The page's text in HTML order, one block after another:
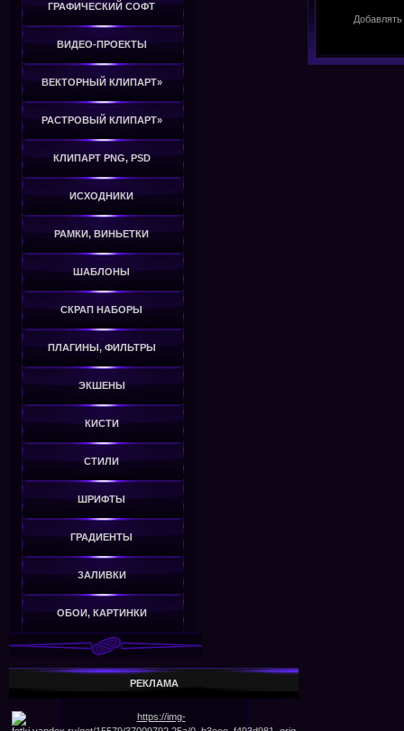
ГРАФИЧЕСКИЙ СОФТ
ВИДЕО-ПРОЕКТЫ
ВЕКТОРНЫЙ КЛИПАРТ»
РАСТРОВЫЙ КЛИПАРТ»
КЛИПАРТ PNG, PSD
ИСХОДНИКИ
РАМКИ, ВИНЬЕТКИ
ШАБЛОНЫ
СКРАП НАБОРЫ
ПЛАГИНЫ, ФИЛЬТРЫ
ЭКШЕНЫ
КИСТИ
СТИЛИ
ШРИФТЫ
ГРАДИЕНТЫ
ЗАЛИВКИ
ОБОИ, КАРТИНКИ
РЕКЛАМА